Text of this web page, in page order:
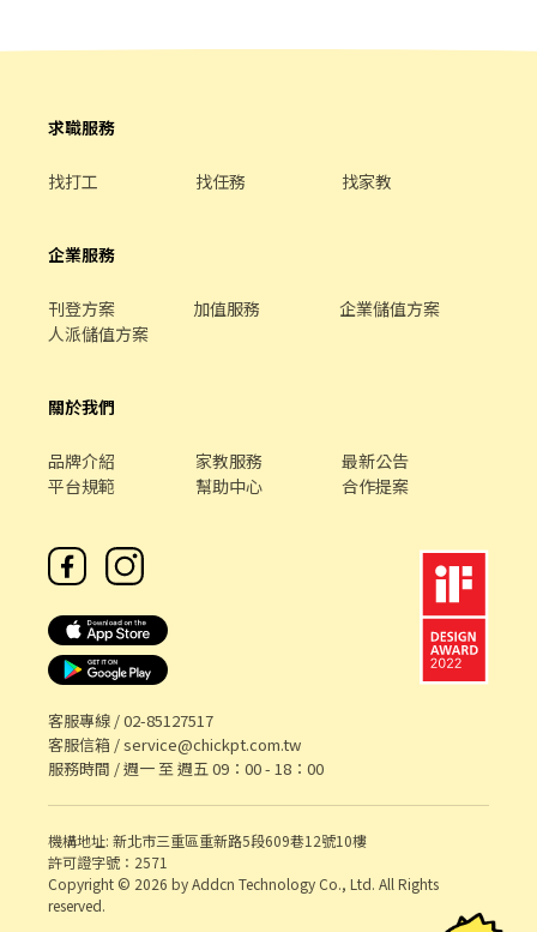
同區重慶北路二段233號1樓 大同重慶店 - 台北市大同區重慶北路三
@edb4445b ▸ 留言姓名✚電話✚職缺截圖，應徵蝦皮門市💗 ✨無須
券 好好與家人歡慶 你旅遊我贊助，每年職福會提供你旅遊津貼 好好
享受幸福人生 ◎ 詳細工作時間於面試時告知
求職服務
找打工 找任務 找家教
企業服務
刊登方案 加值服務
企業儲值方案
人派儲值方案
關於我們
品牌介紹 家教服務
最新公告
平台規範
幫助中心 合作提案
客服專線 /02-85127517
客服信箱 /service@chickpt.com.tw
服務時間 / 週一 至 週五 09：00 - 18：00
機構地址: 新北市三重區重新路5段609巷12號10樓
許可證字號：2571
Copyright © 2026 by Addcn Technology Co., Ltd. All Rights
reserved.